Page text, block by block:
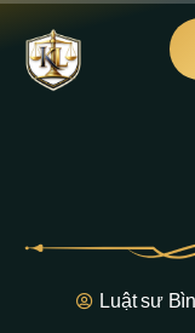
Luật sư